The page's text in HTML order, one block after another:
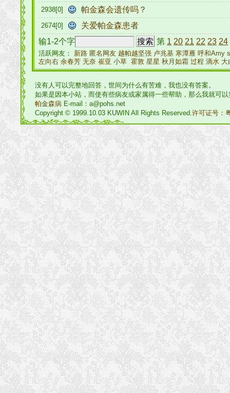
2938[0] 帕金森会遗传吗？
2674[0]
关爱帕金森患者
输1-2个字
第 1 20 21 22 23 24
活跃网友： 新路 匿名网友 越帕越坚强 卢兆基 寒潭雁 呼和Amy
左向右 余春芳 无奈 崔亚 小草 霍敦 星星 秋月如霜 过程 滴水 大
没有人可以完整地回答，世间为什么有苦难，我也没有答案。
如果是因本小站，而使有些病友或家属得一些帮助，那么我就可
帕金森病 E-mail：a@pohs.net
Copyright © 1999.10.03 KUWIN All Rights Reserved.许可证号：